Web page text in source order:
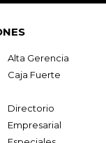
Alta Gerencia
Caja Fuerte
Directorio
Empresarial